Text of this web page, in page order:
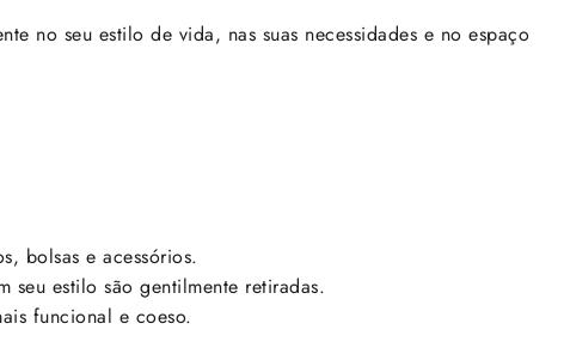
no seu estilo de vida, nas suas necessidades e no espaço
bolsas e acessórios.
seu estilo são gentilmente retiradas.
funcional e coeso.